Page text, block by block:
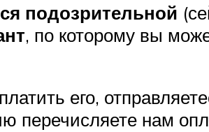
подозрительной
, по которому вы
его,
перечисляете нам